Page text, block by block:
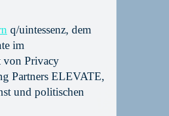
q/uintessenz, dem
im
von Privacy
Partners ELEVATE,
und politischen